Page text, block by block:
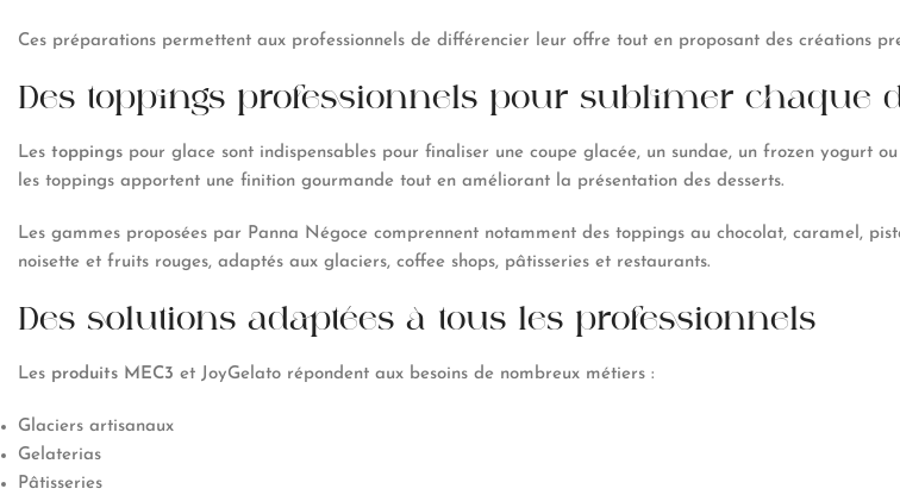
Ces préparations permettent aux professionnels de différencier leur offre tout en proposant des créations
Des toppings professionnels pour sublimer chaque
Les toppings pour glace sont indispensables pour finaliser une coupe glacée, un sundae, un frozen yogurt
les toppings apportent une finition gourmande tout en améliorant la présentation des desserts.
Les gammes proposées par Panna Négoce comprennent notamment des toppings au chocolat, caramel,
noisette et fruits rouges, adaptés aux glaciers, coffee shops, pâtisseries et restaurants.
Des solutions adaptées à tous les professionnels
Les produits MEC3 et JoyGelato répondent aux besoins de nombreux métiers :
Glaciers artisanaux
Gelaterias
Pâtisseries